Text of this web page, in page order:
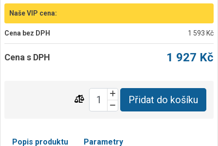
Naše VIP cena:
Cena bez DPH 1 593 Kč
Cena s DPH 1 927 Kč
Přidat do košíku
Popis produktu Parametry